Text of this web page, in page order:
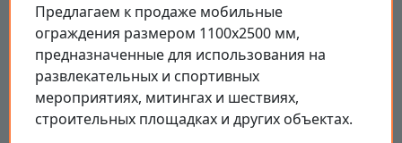
Предлагаем к продаже мобильные
ограждения размером 1100х2500 мм,
предназначенные для использования на
развлекательных и спортивных
мероприятиях, митингах и шествиях,
строительных площадках и других объектах.